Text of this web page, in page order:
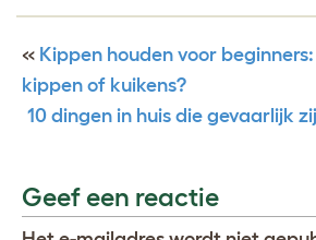
« Kippen houden voor
kippen of kuikens?
10 dingen in huis die gevaarlijk
Geef een reactie